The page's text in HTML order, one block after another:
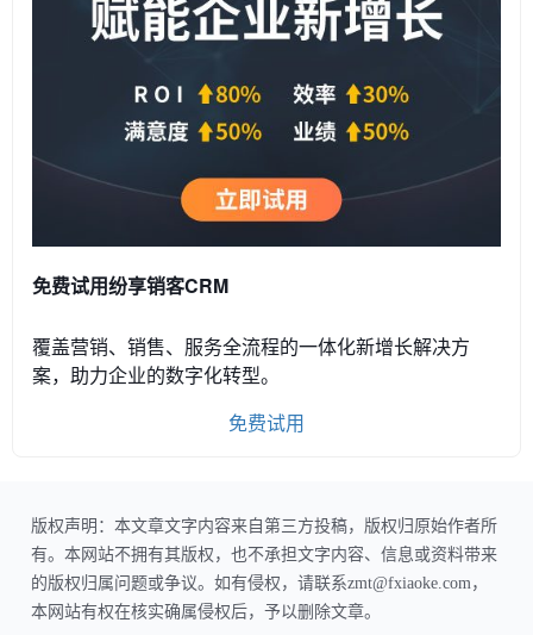
免费试用纷享销客CRM
覆盖营销、销售、服务全流程的一体化新增长解决方
案，助力企业的数字化转型。
免费试用
版权声明：本文章文字内容来自第三方投稿，版权归原始作者所
有。本网站不拥有其版权，也不承担文字内容、信息或资料带来
的版权归属问题或争议。如有侵权，请联系zmt@fxiaoke.com，
本网站有权在核实确属侵权后，予以删除文章。